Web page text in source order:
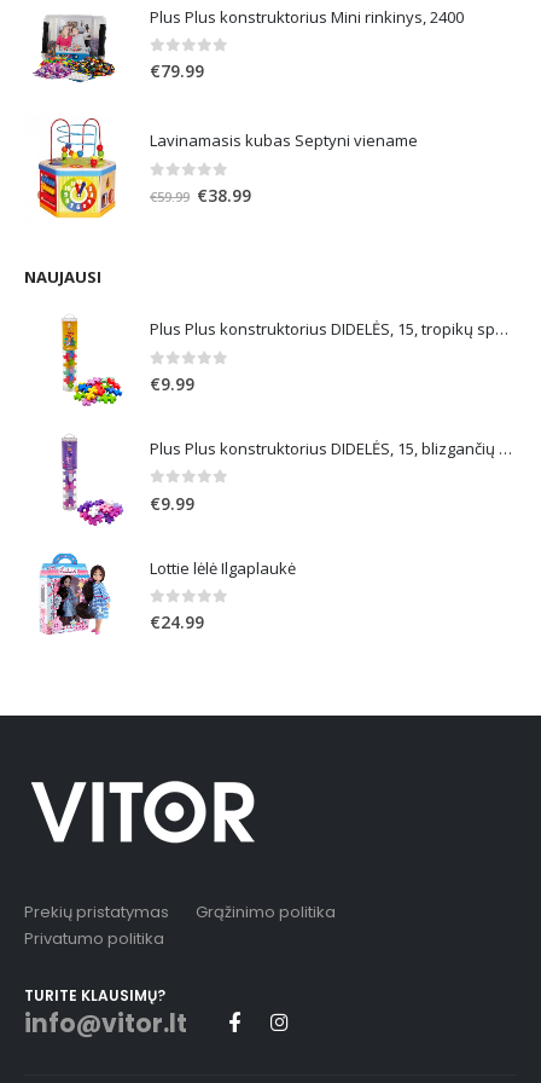
€21.99. €13.19.
Plus Plus konstruktorius Mini rinkinys, 2400
0out of 5
€79.99
Lavinamasis kubas Septyni viename
out of 5
€59.99 Original
€38.99Current
NAUJAUSI
Plus Plus konstruktorius DIDELĖS, 15, tropikų spalvos
0 out of 5
€9.99
Plus Plus konstruktorius DIDELĖS, 15, blizgančių spalvų
0 out of 5
€9.99
Lottie lėlė Ilgaplaukė
0out of 5
€24.99
Prekių pristatymas
Grąžinimo politika
Privatumo politika
TURITE KLAUSIMŲ?
info@vitor.lt